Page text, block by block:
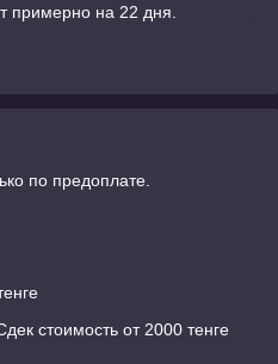
примерно на 22 дня.
по предоплате.
стоимость от 2000 тенге